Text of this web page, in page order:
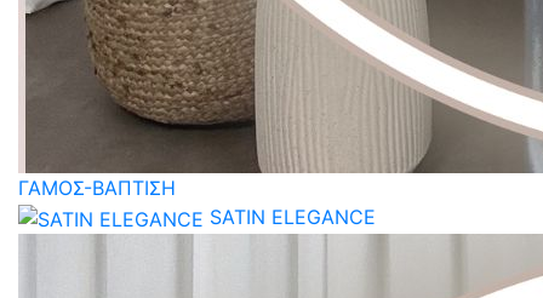
ΓΑΜΟΣ-ΒΑΠΤΙΣΗ
SATIN ELEGANCE